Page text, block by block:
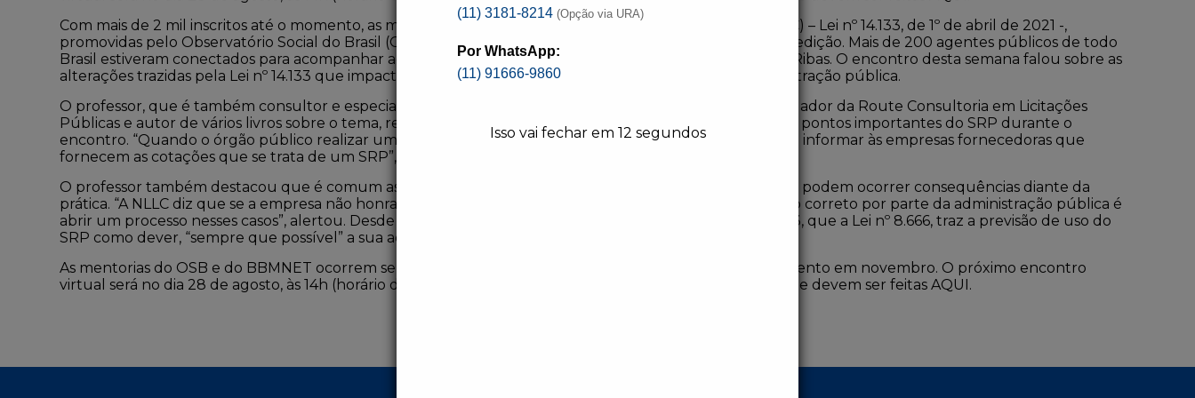
Com mais de 2 mil inscritos até o momento, as mentorias sobre a Nova Lei de Licitações e Contratos (NLLC) – Lei nº 14.133, de 1º de abril de 2021 -,
promovidas pelo Observatório Social do Brasil (OSB) e o Portal BBMNET, tiveram esta semana mais uma edição. Mais de 200 agentes públicos de todo
Brasil estiveram conectados para acompanhar ao vivo a apresentação do professor e advogado, Ricardo Ribas. O encontro desta semana falou sobre as
alterações trazidas pela Lei nº 14.133 que impactaram no Sistema de Registro de Preços (SRP) na administração pública.
O professor, que é também consultor e especialista em Licitações e Contratos Administrativos, sócio-fundador da Route Consultoria em Licitações
Públicas e autor de vários livros sobre o tema, respondeu às dúvidas dos participantes ao vivo e levantou pontos importantes do SRP durante o
encontro. “Quando o órgão público realizar uma disputa pelo Sistema de Registro de Preços, ele precisa informar às empresas fornecedoras que
fornecem as cotações que se trata de um SRP”, pontuou.
O professor também destacou que é comum as empresas escolhidas não honrarem seus preços, porém, podem ocorrer consequências diante da
prática. “A NLLC diz que se a empresa não honrar o valor apresentado no registro, ela deve ser punida e o correto por parte da administração pública é
abrir um processo nesses casos”, alertou. Desde a sua redação original, publicada em 21 de junho de 1993, que a Lei nº 8.666, traz a previsão de uso do
SRP como dever, “sempre que possível” a sua adoção.
As mentorias do OSB e do BBMNET ocorrem sempre na última quarta-feira de cada mês, com encerramento em novembro. O próximo encontro
virtual será no dia 28 de agosto, às 14h (horário de Brasília), ao vivo pelo
. As inscrições são gratuitas e devem ser feitasAQUI.
(11) 3181-8214 (Opção via URA)
Por WhatsApp:
(11) 91666-9860
Isso vai fechar em 12 segundos